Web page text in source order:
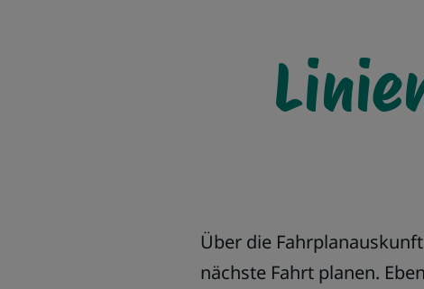
Über die
nächste Fahrt planen.